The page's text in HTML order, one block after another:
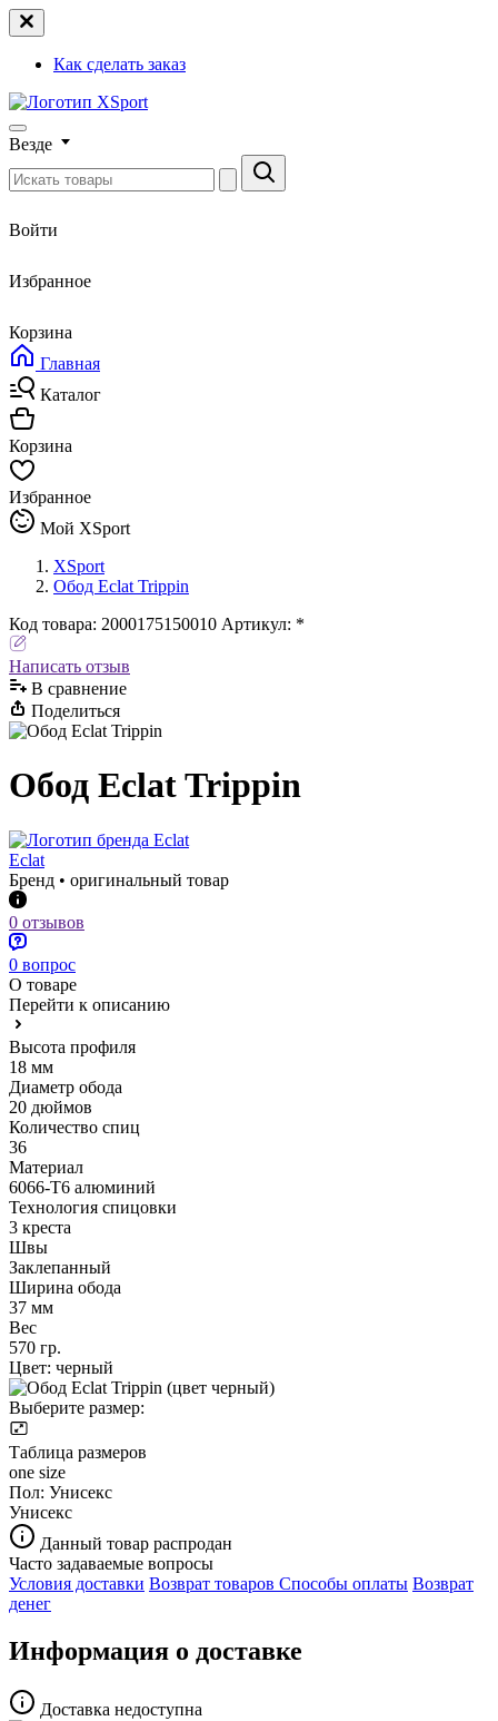
Как сделать заказ
Везде
Войти
Избранное
Корзина
Главная
Каталог
Корзина
Избранное
Мой XSport
XSport
Обод Eclat Trippin
Код товара: 2000175150010 Артикул: *
Написать отзыв
В сравнениe
Поделиться
Обод Eclat Trippin
Eclat
Бренд • оригинальный товар
0 отзывов
0 вопрос
О товаре
Перейти к описанию
Высота профиля
18 мм
Диаметр обода
20 дюймов
Количество спиц
36
Материал
6066-T6 алюминий
Технология спицовки
3 креста
Швы
Заклепанный
Ширина обода
37 мм
Вес
570 гр.
Цвет: черный
Выберите размер:
Таблица размеров
one size
Пол: Унисекс
Унисекс
Данный товар распродан
Часто задаваемые вопросы
Условия доставки Возврат товаров Способы оплаты Возврат
денег
Информация о доставке
Доставка недоступна